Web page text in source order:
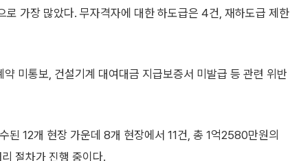
가장 많았다. 무자격자에 대한 하도급은 4건, 재하도급 제한
미통보, 건설기계 대여대금 지급보증서 미발급 등 관련 위반
된 12개 현장 가운데 8개 현장에서 11건, 총 1억2580만원의
절차가 진행 중이다.